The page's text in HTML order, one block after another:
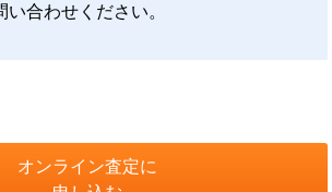
合わせください。
オンライン査定に